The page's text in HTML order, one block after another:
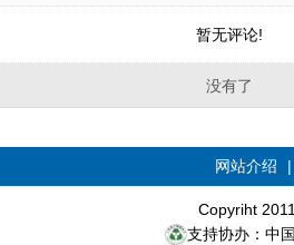
暂无评论!
没有了
网站介绍
Copyriht
支持协办：中